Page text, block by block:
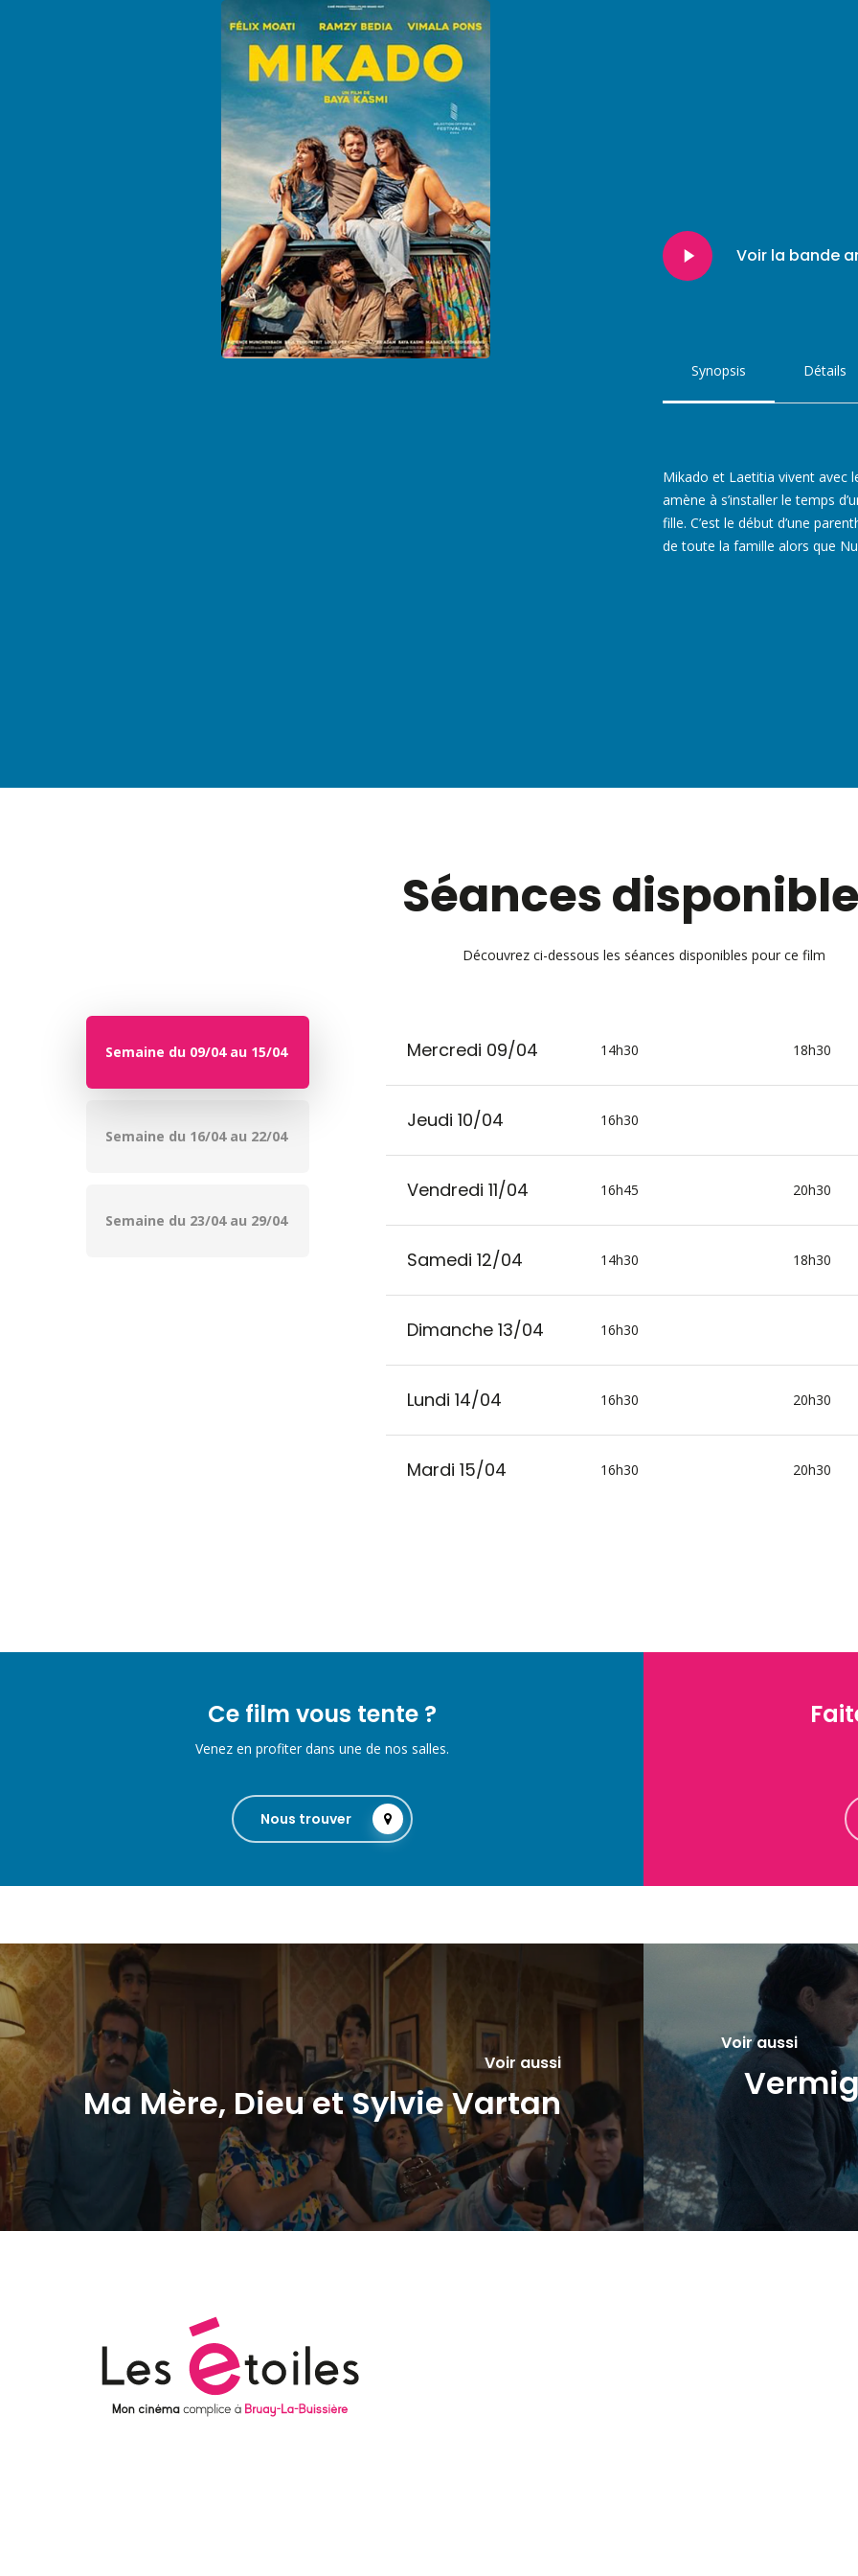
Play
Video
Voir la bande
Synopsis Détails
Mikado et Laetitia vivent avec
amène à s’installer le temps
fille. C’est le début d’une
de toute la famille alors que
Séances
Découvrez ci-dessous les séances disponibles pour ce film
Semaine du 09/04 au 15/04
Semaine du 16/04 au 22/04
Semaine du 23/04 au 29/04
Mercredi 09/04 14h30 18h30
Jeudi 10/04 16h30
Vendredi 11/04 16h45 20h30
Samedi 12/04 14h30 18h30
Dimanche 13/04 16h30
Lundi 14/04 16h30 20h30
Mardi 15/04 16h30 20h30
Ce film vous tente ?
Venez en profiter dans une de nos salles.
Nous trouver
Voir aussi
Ma Mère, Dieu et Sylvie Vartan
Voir aussi